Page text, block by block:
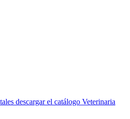
descargar el catálogo Veterinaria